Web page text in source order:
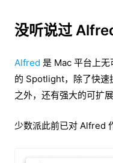
没听说过
Alfred 是 Mac 平台上
的 Spotlight，除了快速
之外，还有强大的可扩
少数派此前已对 Alfred